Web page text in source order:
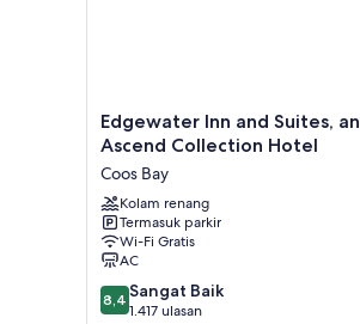
Edgewater
Inn
Suites,
an
Ascend
Collection
Hotel
Coos
Bay
Edgewater Inn and Suites, an
Ascend Collection Hotel
Coos Bay
Kolam renang
Termasuk parkir
Wi-Fi Gratis
AC
8.4
dari
8,4 Sangat Baik
1.417 ulasan